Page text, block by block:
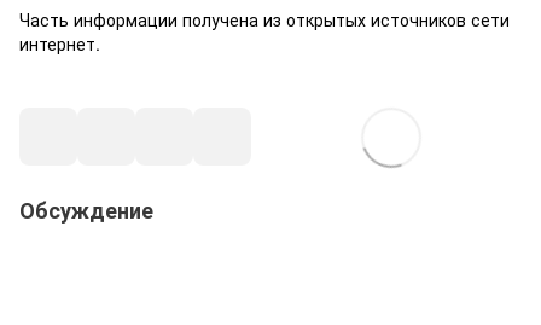
Часть информации получена из открытых источников сети
интернет.
Обсуждение